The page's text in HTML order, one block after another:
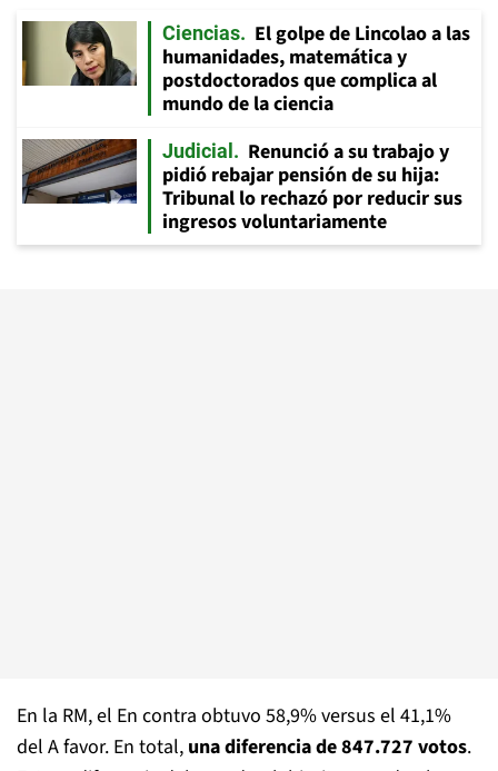
Ciencias
El golpe de Lincolao a las
humanidades, matemática y
postdoctorados que complica al
mundo de la ciencia
Judicial
Renunció a su trabajo y
pidió rebajar pensión de su hija:
Tribunal lo rechazó por reducir sus
ingresos voluntariamente
En la RM, el En contra obtuvo 58,9% versus el 41,1%
del A favor. En total, una diferencia de 847.727 votos.